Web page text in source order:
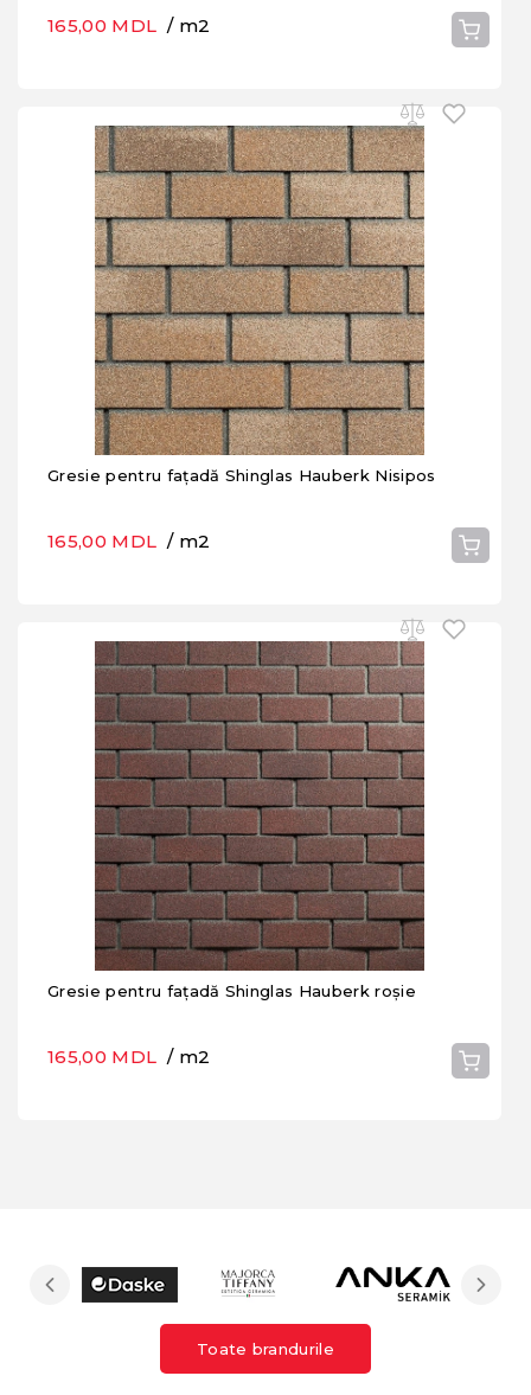
165,00 MDL / m2
Gresie pentru fațadă Shinglas Hauberk Nisipos
165,00 MDL / m2
Gresie pentru fațadă Shinglas Hauberk roșie
165,00 MDL / m2
Toate brandurile